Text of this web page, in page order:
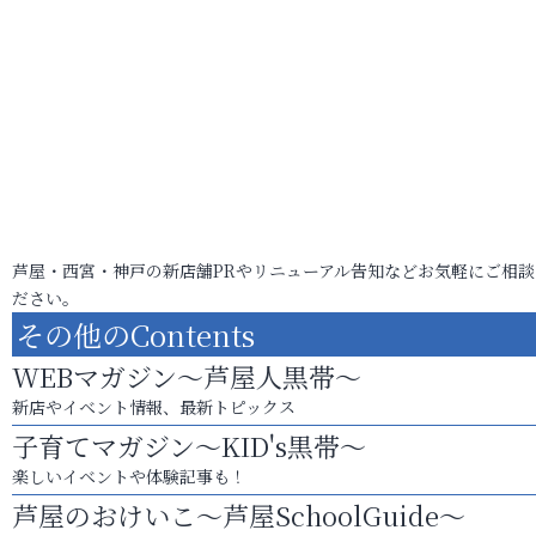
芦屋・西宮・神戸の新店舗PRやリニューアル告知などお気軽にご相
ださい。
その他のContents
WEBマガジン～芦屋人黒帯～
新店やイベント情報、最新トピックス
子育てマガジン～KID's黒帯～
楽しいイベントや体験記事も！
芦屋のおけいこ～芦屋SchoolGuide～